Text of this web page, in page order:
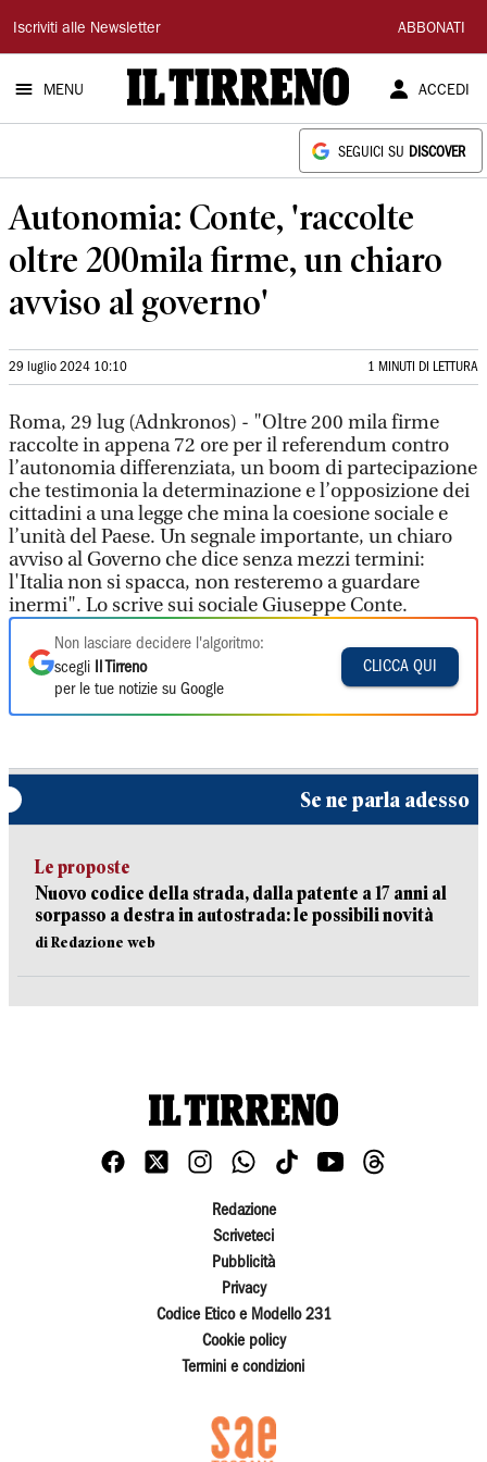
Il
Tirreno
Iscriviti alle Newsletter ABBONATI
MENU ACCEDI
SEGUICI SU DISCOVER
Autonomia: Conte, 'raccolte
oltre 200mila firme, un chiaro
avviso al governo'
29 luglio 2024 10:10 1 MINUTI DI LETTURA
Roma, 29 lug (Adnkronos) - "Oltre 200 mila firme
raccolte in appena 72 ore per il referendum contro
l’autonomia differenziata, un boom di partecipazione
che testimonia la determinazione e l’opposizione dei
cittadini a una legge che mina la coesione sociale e
l’unità del Paese. Un segnale importante, un chiaro
avviso al Governo che dice senza mezzi termini:
l'Italia non si spacca, non resteremo a guardare
inermi". Lo scrive sui sociale Giuseppe Conte.
Non lasciare decidere l'algoritmo:
scegli
Il Tirreno
per le tue notizie su Google
CLICCA QUI
Se ne parla adesso
Le proposte
Nuovo codice della strada, dalla patente a 17 anni al
sorpasso a destra in autostrada: le possibili novità
di Redazione web
Redazione
Scriveteci
Pubblicità
Privacy
Codice Etico e Modello 231
Cookie policy
Termini e condizioni